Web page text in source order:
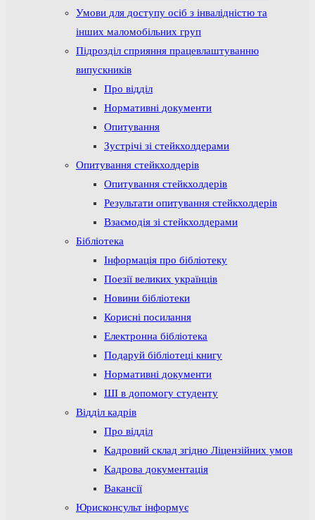
Умови для доступу осіб з інвалідністю та
інших маломобільних груп
Підрозділ сприяння працевлаштуванню
випускників
Про відділ
Нормативні документи
Опитування
Зустрічі зі стейкхолдерами
Опитування стейкхолдерів
Опитування стейкхолдерів
Результати опитування стейкхолдерів
Взаємодія зі стейкхолдерами
Бібліотека
Інформація про бібліотеку
Поезії великих українців
Новини бібліотеки
Корисні посилання
Електронна бібліотека
Подаруй бібліотеці книгу
Нормативні документи
ШІ в допомогу студенту
Відділ кадрів
Про відділ
Кадровий склад згідно Ліцензійних умов
Кадрова документація
Вакансії
Юрисконсульт інформує